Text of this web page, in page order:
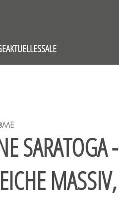
AKTUELLESSALE
SARATOGA